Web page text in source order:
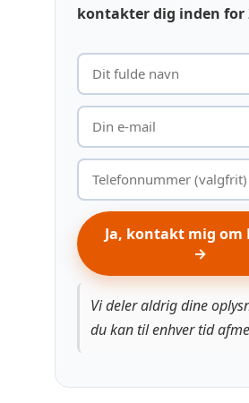
kontakter dig inden for
Ja, kontakt mig om
→
Vi deler aldrig dine
du kan til enhver tid